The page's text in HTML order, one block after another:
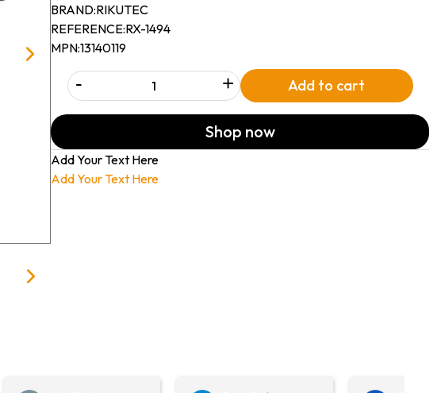
BRAND:RIKUTEC
REFERENCE:RX-1494
MPN:13140119
- + Add to cart
Shop now
Add Your Text Here
Add Your Text Here